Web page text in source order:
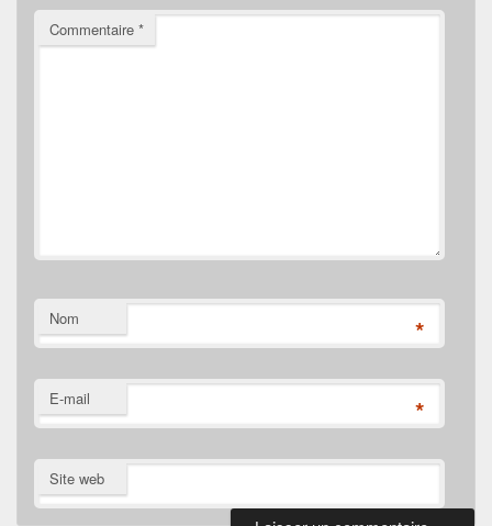
Commentaire *
Nom *
E-mail *
Site web